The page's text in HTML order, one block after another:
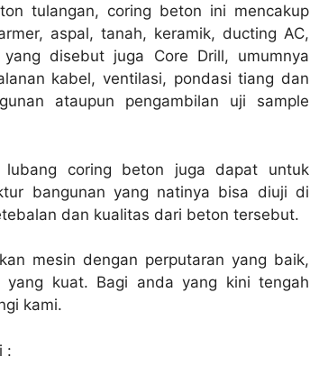
tulangan, coring beton ini mencakup
aspal, tanah, keramik, ducting AC,
disebut juga Core Drill, umumnya
kabel, ventilasi, pondasi tiang dan
ataupun pengambilan uji sample
coring beton juga dapat untuk
bangunan yang natinya bisa diuji di
dan kualitas dari beton tersebut.
mesin dengan perputaran yang baik,
yang kuat. Bagi anda yang kini tengah
kami.
: